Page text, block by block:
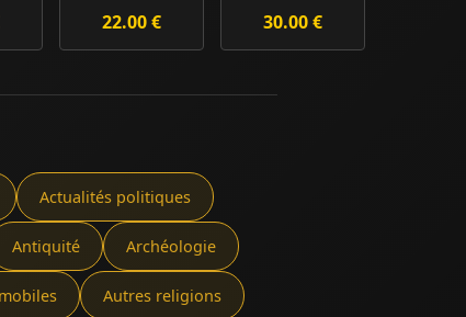
22.00 € 30.00 €
Actualités politiques
Antiquité Archéologie
Autres religions